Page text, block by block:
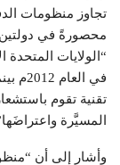
تجاوز منظومات
محصورةً في دولتين
“الولايات المتحدة
تقنية تقوم
المسيَّرة
وأشار إلى أن